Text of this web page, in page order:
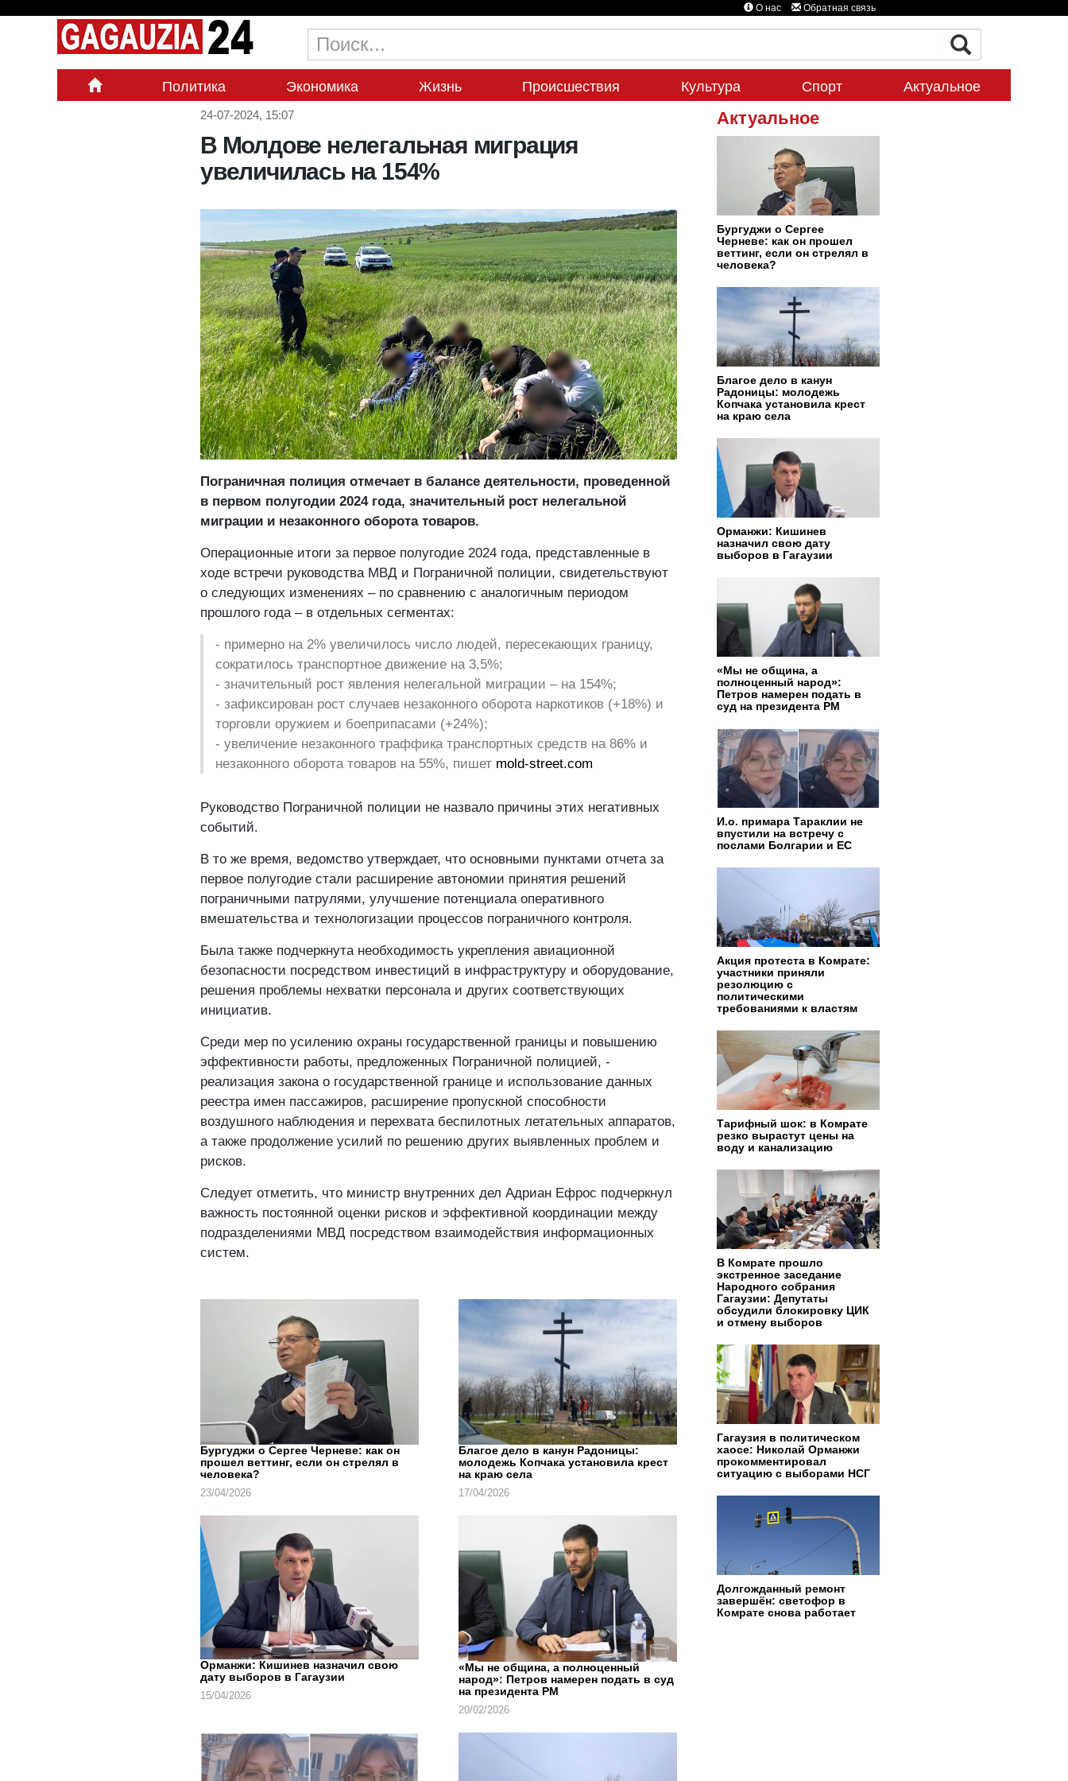
О нас Обратная связь
Политика Экономика Жизнь Происшествия Культура Спорт Актуальное
24-07-2024, 15:07
В Молдове нелегальная миграция
увеличилась на 154%
Пограничная полиция отмечает в балансе деятельности, проведенной
в первом полугодии 2024 года, значительный рост нелегальной
миграции и незаконного оборота товаров.
Операционные итоги за первое полугодие 2024 года, представленные в
ходе встречи руководства МВД и Пограничной полиции, свидетельствуют
о следующих изменениях – по сравнению с аналогичным периодом
прошлого года – в отдельных сегментах:
- примерно на 2% увеличилось число людей, пересекающих границу,
сократилось транспортное движение на 3,5%;
- значительный рост явления нелегальной миграции – на 154%;
- зафиксирован рост случаев незаконного оборота наркотиков (+18%) и
торговли оружием и боеприпасами (+24%);
- увеличение незаконного траффика транспортных средств на 86% и
незаконного оборота товаров на 55%, пишет mold-street.com
Руководство Пограничной полиции не назвало причины этих негативных
событий.
В то же время, ведомство утверждает, что основными пунктами отчета за
первое полугодие стали расширение автономии принятия решений
пограничными патрулями, улучшение потенциала оперативного
вмешательства и технологизации процессов пограничного контроля.
Была также подчеркнута необходимость укрепления авиационной
безопасности посредством инвестиций в инфраструктуру и оборудование,
решения проблемы нехватки персонала и других соответствующих
инициатив.
Среди мер по усилению охраны государственной границы и повышению
эффективности работы, предложенных Пограничной полицией, -
реализация закона о государственной границе и использование данных
реестра имен пассажиров, расширение пропускной способности
воздушного наблюдения и перехвата беспилотных летательных аппаратов,
а также продолжение усилий по решению других выявленных проблем и
рисков.
Следует отметить, что министр внутренних дел Адриан Ефрос подчеркнул
важность постоянной оценки рисков и эффективной координации между
подразделениями МВД посредством взаимодействия информационных
систем.
Бургуджи о Сергее Черневе: как он
прошел веттинг, если он стрелял в
человека?
23/04/2026
Благое дело в канун Радоницы:
молодежь Копчака установила крест
на краю села
17/04/2026
Орманжи: Кишинев назначил свою
дату выборов в Гагаузии
15/04/2026
«Мы не община, а полноценный
народ»: Петров намерен подать в суд
на президента РМ
20/02/2026
Актуальное
Бургуджи о Сергее
Черневе: как он прошел
веттинг, если он стрелял в
человека?
Благое дело в канун
Радоницы: молодежь
Копчака установила крест
на краю села
Орманжи: Кишинев
назначил свою дату
выборов в Гагаузии
«Мы не община, а
полноценный народ»:
Петров намерен подать в
суд на президента РМ
И.о. примара Тараклии не
впустили на встречу с
послами Болгарии и ЕС
Акция протеста в Комрате:
участники приняли
резолюцию с
политическими
требованиями к властям
Тарифный шок: в Комрате
резко вырастут цены на
воду и канализацию
В Комрате прошло
экстренное заседание
Народного собрания
Гагаузии: Депутаты
обсудили блокировку ЦИК
и отмену выборов
Гагаузия в политическом
хаосе: Николай Орманжи
прокомментировал
ситуацию с выборами НСГ
Долгожданный ремонт
завершён: светофор в
Комрате снова работает